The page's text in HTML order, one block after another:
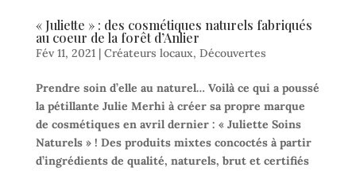
« Juliette » : des cosmétiques naturels fabriqués
au coeur de la forêt d’Anlier
Fév 11, 2021| Créateurs locaux, Découvertes
Prendre soin d’elle au naturel… Voilà ce qui a poussé
la pétillante Julie Merhi à créer sa propre marque
de cosmétiques en avril dernier : « Juliette Soins
Naturels » ! Des produits mixtes concoctés à partir
d’ingrédients de qualité, naturels, brut et certifiés